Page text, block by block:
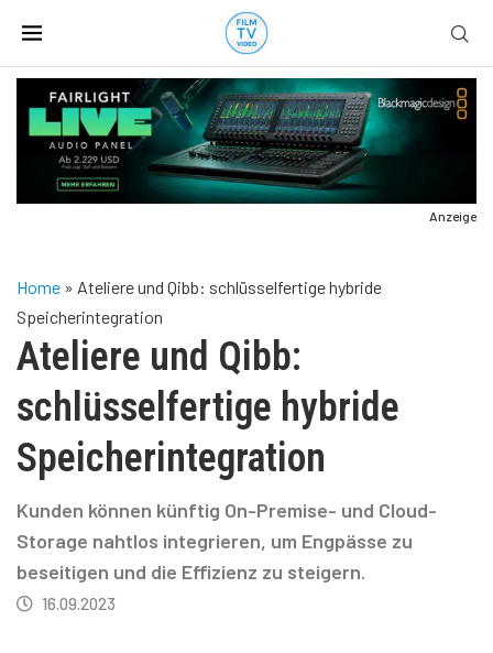
Anzeige
Home » Ateliere und Qibb: schlüsselfertige hybride
Speicherintegration
Ateliere und Qibb:
schlüsselfertige hybride
Speicherintegration
Kunden können künftig On-Premise- und Cloud-
Storage nahtlos integrieren, um Engpässe zu
beseitigen und die Effizienz zu steigern.
16.09.2023